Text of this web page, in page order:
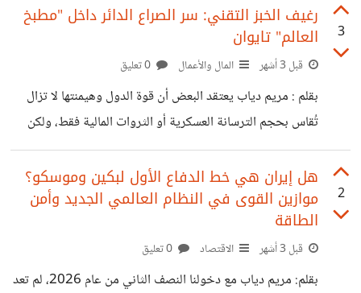
في كثير من الأحيان، نهرب من الحقيقة ونكذبها، رغم أننا في
أعماقنا نعلم يقيناً أنها صادقة. لكن قلوبنا ونفسيتنا لا تريدها،
ولذلك نفضل تصديق الكذب؛ لأنه يمنحنا شعوراً بالرضا، أو
السعادة، أو الراحة النفسية التي تبحث عنها قلوبنا. وهنا نسأل:
من هو الحاكم الحقيقي
3
رغيف الخبز التقني: سر الصراع الدائر داخل "مطبخ
العالم" تايوان
قبل 3 أشهر المال والأعمال
بقلم : مريم دياب يعتقد البعض أن قوة الدول وهيمنتها لا تزال
تُقاس بحجم الترسانة العسكرية أو الثروات المالية فقط، ولكن
في العصر الحديث، أصبح الأمر أعمق وأخطر من ذلك بكثير. لم
يعد المال والقوة العسكرية هما الركيزتين الوحيدتين للسيادة؛ بل
برز لاعب جديد ومحوري: "التكنولوجيا". فمن يملك ناصية العلم
التقني اليوم، يملك زمام القرار العالمي. نحن لا نتحدث هنا عن
مجرد هاتف ذكي أو برنامج متطور، بل نتحدث عن "العقل
المدبر" الذي بدونه تتوقف الحياة الحديثة: (الرقائق الإلكترونية -
2
هل إيران هي خط الدفاع الأول لبكين وموسكو؟
موازين القوى في النظام العالمي الجديد وأمن
الطاقة
قبل 3 أشهر الاقتصاد
بقلم: مريم دياب مع دخولنا النصف الثاني من عام 2026، لم تعد